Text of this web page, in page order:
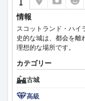
情報
スコットランド・ハイ
史的な城は、都会を離
理想的な場所です。
カテゴリー
古城
高級